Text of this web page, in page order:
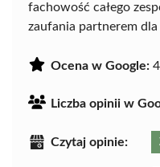
fachowość całego
zaufania partnerem
Ocena w Google:
Liczba opinii w
Czytaj opinie: